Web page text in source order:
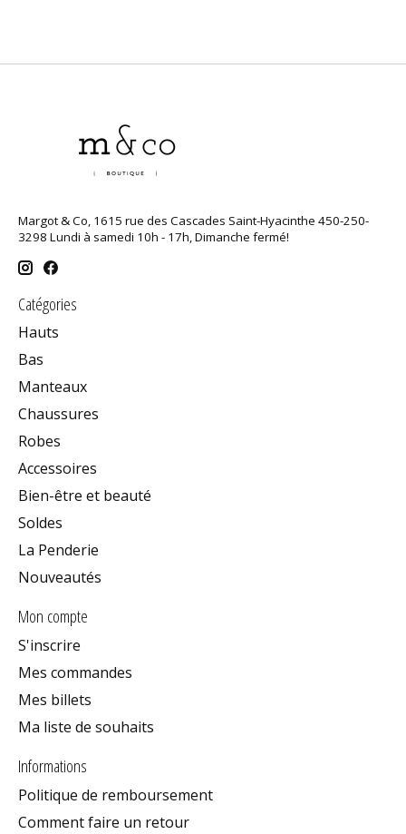
Margot & Co, 1615 rue des Cascades Saint-Hyacinthe 450-250-
3298 Lundi à samedi 10h - 17h, Dimanche fermé!
Catégories
Hauts
Bas
Manteaux
Chaussures
Robes
Accessoires
Bien-être et beauté
Soldes
La Penderie
Nouveautés
Mon compte
S'inscrire
Mes commandes
Mes billets
Ma liste de souhaits
Informations
Politique de remboursement
Comment faire un retour